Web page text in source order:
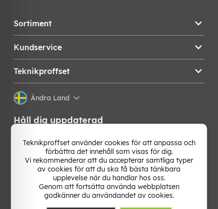
Sortiment
Kundservice
Teknikproffset
Ändra Land
Håll dig uppdaterad
Få de senaste nyheterna, hetaste erbjudandena och
bästa tipsen från oss direkt i din mejlkorg. Signa upp på
vårt nyhetsbrev!
Teknikproffset använder cookies för att anpassa och
förbättra det innehåll som visas för dig.
Vi rekommenderar att du accepterar samtliga typer
av cookies för att du ska få bästa tänkbara
upplevelse när du handlar hos oss.
Genom att fortsätta använda webbplatsen
godkänner du användandet av cookies.